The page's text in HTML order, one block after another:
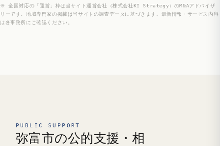
※ 全国対応の「運営」枠は当サイト運営会社（株式会社KI Strategy）のM&Aアドバイザ
リーです。地域専門家の掲載は当サイトの調査データに基づきます。最新情報・サービス内容
は各事務所にご確認ください。
PUBLIC SUPPORT
弥富市の公的支援・相